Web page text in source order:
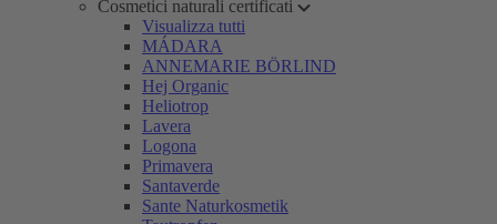
Cosmetici naturali certificati
Visualizza tutti
MÁDARA
ANNEMARIE BÖRLIND
Hej Organic
Heliotrop
Lavera
Logona
Primavera
Santaverde
Sante Naturkosmetik